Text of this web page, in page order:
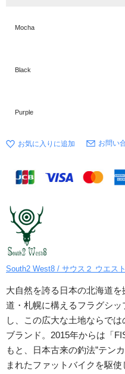
Mocha
Black
Purple
お問い
South2 West8 / サウス２ ウエス
大自然を誇る日本の北海道
道・札幌に構えるフラグシ
し、この広大な土地ならで
ブランド。2015年からは「
もと、日本古来の釣法”テン
まれたファットバイクを駆